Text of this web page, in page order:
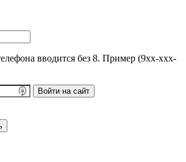
вводится без 8. Пример (9хх-ххх-
Войти на сайт